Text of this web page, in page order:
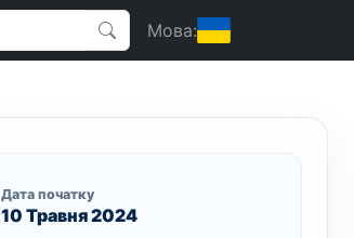
Мова:
Дата початку
10 Травня 2024